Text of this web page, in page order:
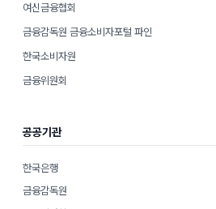
여신금융협회
금융감독원 금융소비자포털 파인
한국소비자원
금융위원회
공공기관
한국은행
금융감독원